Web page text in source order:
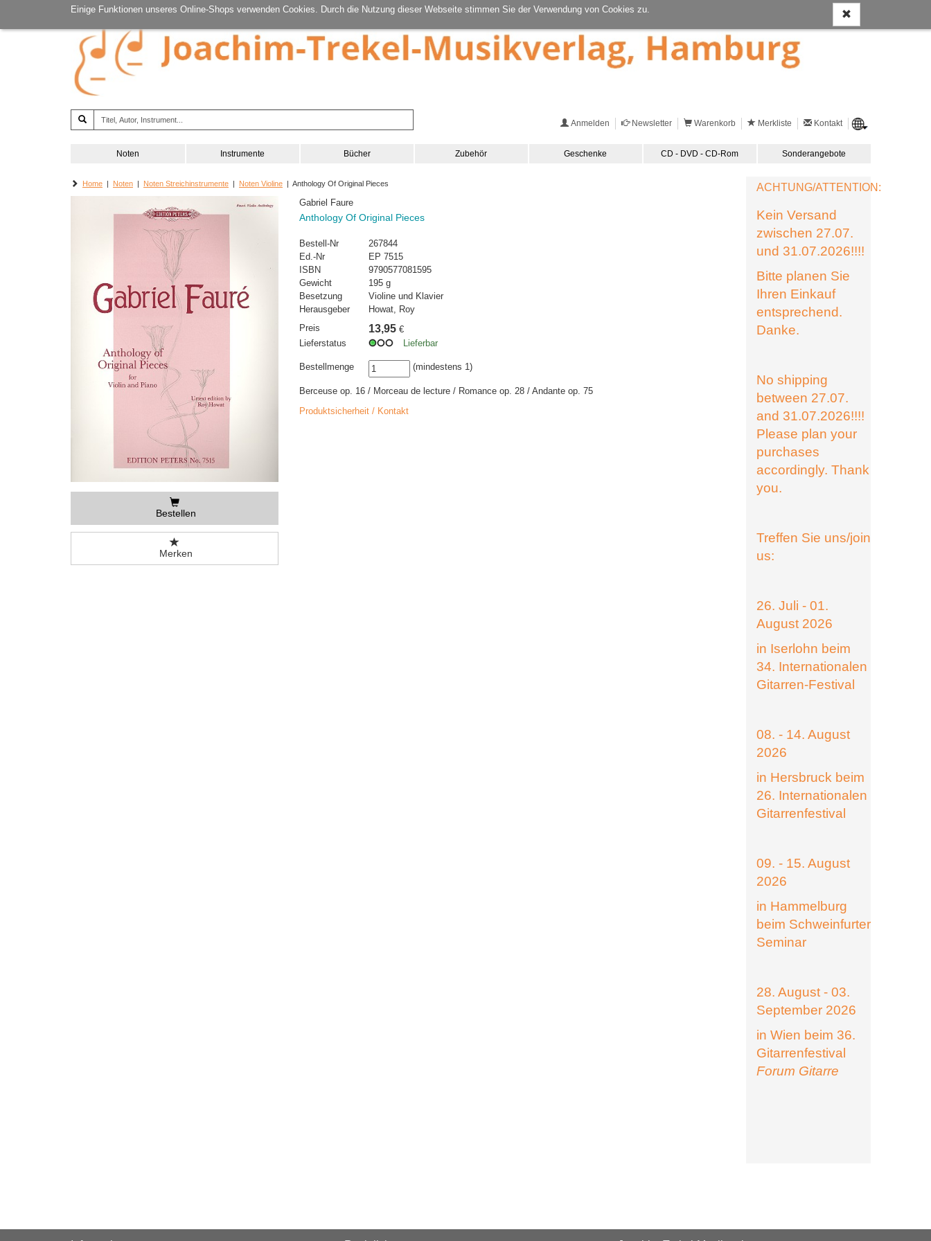
Einige Funktionen unseres Online-Shops verwenden Cookies. Durch die Nutzung dieser Webseite stimmen Sie der Verwendung von Cookies zu.
Anmelden Newsletter Warenkorb Merkliste Kontakt
Noten Instrumente Bücher Zubehör Geschenke CD - DVD - CD-Rom Sonderangebote
Home | Noten | Noten Streichinstrumente | Noten Violine | Anthology Of Original Pieces
Bestellen
Merken
Gabriel Faure
Anthology Of Original Pieces
Bestell-Nr
267844
Ed.-Nr
EP 7515
ISBN
9790577081595
Gewicht
195 g
Besetzung
Violine und Klavier
Herausgeber
Howat, Roy
Preis
13,95 €
Lieferstatus
Lieferbar
Bestellmenge (mindestens 1)
Berceuse op. 16 / Morceau de lecture / Romance op. 28 / Andante op. 75
Produktsicherheit / Kontakt
ACHTUNG/ATTENTION:
Kein Versand
zwischen 27.07.
und 31.07.2026!!!!
Bitte planen Sie
Ihren Einkauf
entsprechend.
Danke.
No shipping
between 27.07.
and 31.07.2026!!!!
Please plan your
purchases
accordingly. Thank
you.
Treffen Sie uns/join
us:
26. Juli - 01.
August 2026
in Iserlohn beim
34. Internationalen
Gitarren-Festival
08. - 14. August
2026
in Hersbruck beim
26. Internationalen
Gitarrenfestival
09. - 15. August
2026
in Hammelburg
beim Schweinfurter
Seminar
28. August - 03.
September 2026
in Wien beim 36.
Gitarrenfestival
Forum Gitarre